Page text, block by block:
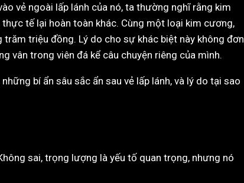
vẻ ngoài lấp lánh của nó, ta thường nghĩ rằng kim
tế lại hoàn toàn khác. Cùng một loại kim cương,
triệu đồng. Lý do cho sự khác biệt này không đơn
vân trong viên đá kể câu chuyện riêng của mình.
bí ẩn sâu sắc ẩn sau vẻ lấp lánh, và lý do tại sao
sai, trọng lượng là yếu tố quan trọng, nhưng nó